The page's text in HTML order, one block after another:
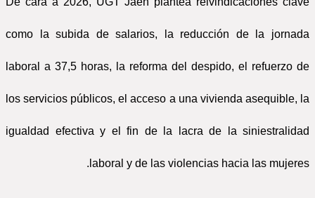
como la subida de salarios, la reducción de la jornada
laboral a 37,5 horas, la reforma del despido, el refuerzo de
los servicios públicos, el acceso a una vivienda asequible, la
igualdad efectiva y el fin de la lacra de la siniestralidad
laboral y de las violencias hacia las mujeres.